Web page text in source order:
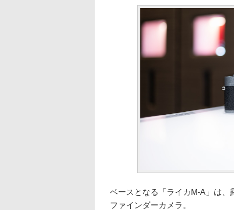
ベースとなる「ライカM-A」は
ファインダーカメラ。